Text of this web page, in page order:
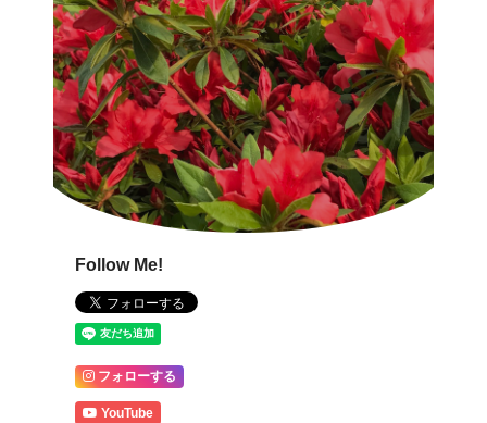
Follow Me!
フォローする
YouTube